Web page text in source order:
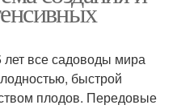
все садоводы мира
быстрой
плодов. Передовые